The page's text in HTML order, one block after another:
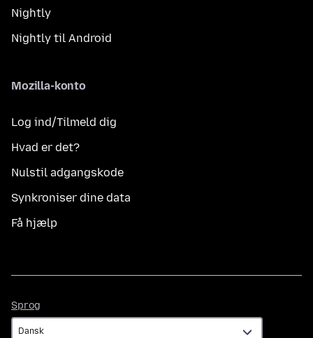
Nightly
Nightly til Android
Mozilla-konto
Log ind/Tilmeld dig
Hvad er det?
Nulstil adgangskode
Synkroniser dine data
Få hjælp
Sprog